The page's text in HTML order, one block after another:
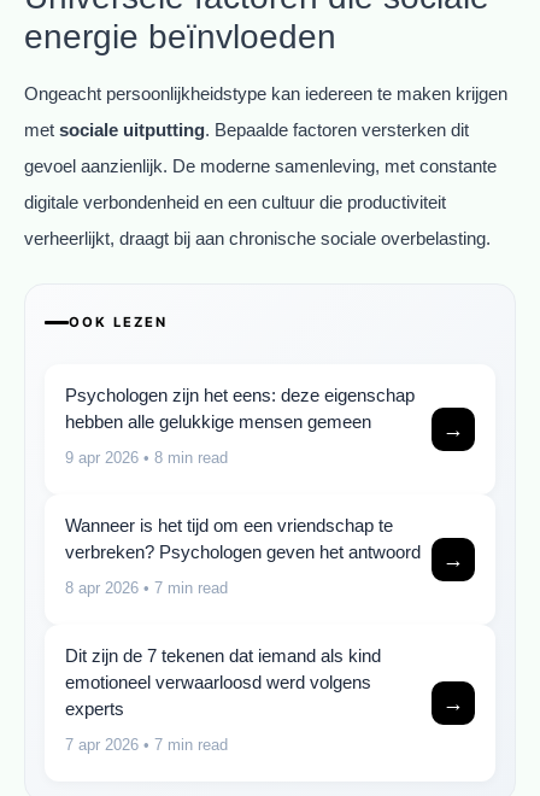
energie beïnvloeden
Ongeacht persoonlijkheidstype kan iedereen te maken krijgen
met sociale uitputting. Bepaalde factoren versterken dit
gevoel aanzienlijk. De moderne samenleving, met constante
digitale verbondenheid en een cultuur die productiviteit
verheerlijkt, draagt bij aan chronische sociale overbelasting.
OOK LEZEN
Psychologen zijn het eens: deze eigenschap
hebben alle gelukkige mensen gemeen
9 apr 2026 • 8 min read
→
Wanneer is het tijd om een vriendschap te
verbreken? Psychologen geven het antwoord
8 apr 2026 • 7 min read
→
Dit zijn de 7 tekenen dat iemand als kind
emotioneel verwaarloosd werd volgens
experts
7 apr 2026 • 7 min read
→